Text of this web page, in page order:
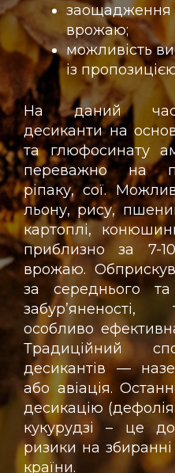
врожаю;
можливість
із
На даний час
десиканти на
та глюфосинату
переважно на
ріпаку, сої.
льону, рису,
картоплі,
приблизно за 7-
врожаю.
за середнього та
особливо
Традиційний
десикантів —
або авіація.
десикацію
кукурудзі – це
ризики на збиранні
країни.